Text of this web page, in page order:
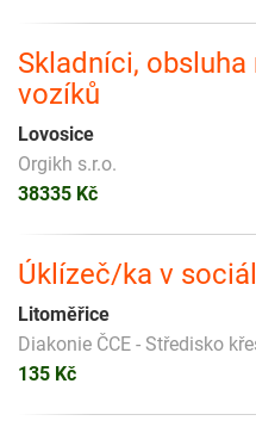
Skladníci,
vozíků
Lovosice
Orgikh s.r.o.
38335 Kč
Úklízeč/ka v
Litoměřice
Diakonie ČCE - Středisko
135 Kč